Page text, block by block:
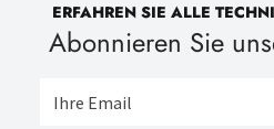
ERFAHREN SIE ALLE
Abonnieren Sie